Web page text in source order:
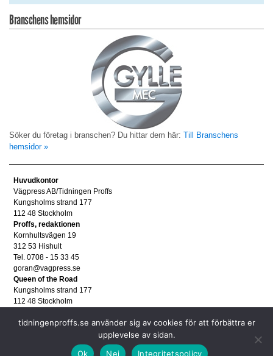
Branschens hemsidor
Söker du företag i branschen? Du hittar dem här: Till Branschens
hemsidor »
Huvudkontor
Vägpress AB/Tidningen Proffs
Kungsholms strand 177
112 48 Stockholm
Proffs, redaktionen
Kornhultsvägen 19
312 53 Hishult
Tel. 0708 - 15 33 45
goran@vagpress.se
Queen of the Road
Kungsholms strand 177
112 48 Stockholm
Tel. 08 - 653 83 80
tidningenproffs.se använder sig av cookies för att förbättra er
upplevelse av sidan.
Ok
Nej Integritetspolicy